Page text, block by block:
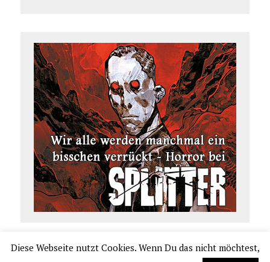
Diese Webseite nutzt Cookies. Wenn Du das nicht möchtest,